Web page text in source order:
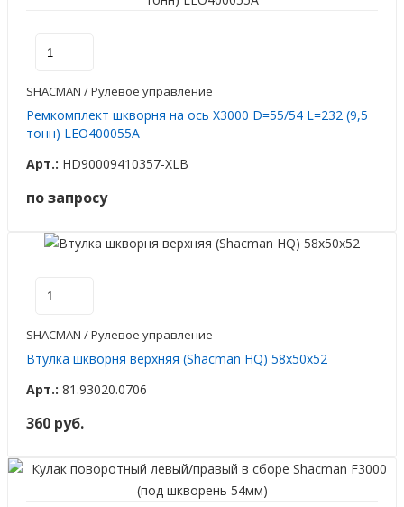
SHACMAN / Рулевое управление
Ремкомплект шкворня на ось X3000 D=55/54 L=232 (9,5
тонн) LEO400055A
Арт.: HD90009410357-XLB
по запросу
SHACMAN / Рулевое управление
Втулка шкворня верхняя (Shacman HQ) 58х50х52
Арт.: 81.93020.0706
360 руб.